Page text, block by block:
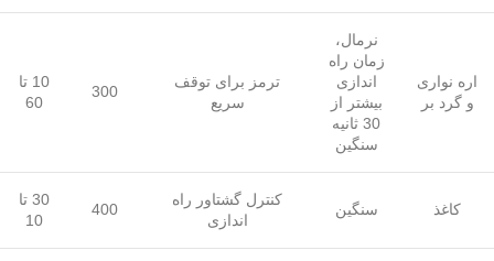
اره نواری
و گرد بر
نرمال،
زمان راه
اندازی
بیشتر از
30 ثانیه
سنگین
ترمز برای توقف
سریع
300
10 تا
60
کاغذ سنگین
کنترل گشتاور راه
اندازی
400
30 تا
10